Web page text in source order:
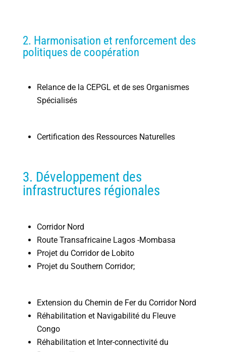
2. Harmonisation et renforcement des
politiques de coopération
Relance de la CEPGL et de ses Organismes
Spécialisés
Certification des Ressources Naturelles
3. Développement des
infrastructures régionales
Corridor Nord
Route Transafricaine Lagos -Mombasa
Projet du Corridor de Lobito
Projet du Southern Corridor;
Extension du Chemin de Fer du Corridor Nord
Réhabilitation et Navigabilité du Fleuve
Congo
Réhabilitation et Inter-connectivité du